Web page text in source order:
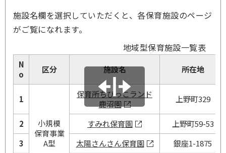
施設名欄を選択していただくと、各保育施設のページ
がご覧になれます。
地域型保育施設一覧表
N
o
区分 施設名 所在地
1
小規模
保育事業
A型
保育所ちびっこランド
鹿沼園
上野町329
2 すみれ保育園
上野町59-53
3
太陽さんさん保育園 銀座1-1875